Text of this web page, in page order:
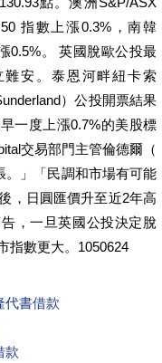
指數上漲0.3%，南韓
0.5%。 英國脫歐公投最
安。泰恩河畔紐卡索
）公投開票結果
一度上漲0.7%的美股標
交易部門主管倫德爾（
。」「民調和市場有可能
，日圓匯價升至近2年高
，一旦英國公投決定脫
指數更大。1050624
代書借款
款